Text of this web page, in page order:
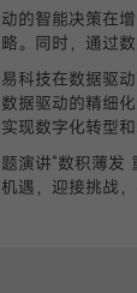
的智能决策在
。同时，通过
科技在数据驱
据驱动的精细
现数字化转型和
演讲“数积薄
遇，迎接挑战，